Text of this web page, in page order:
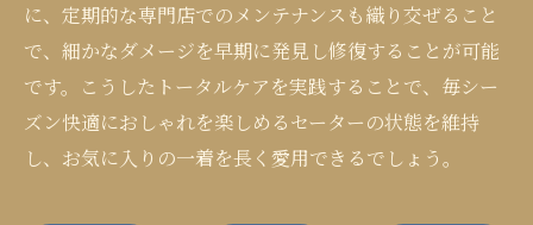
に、定期的な専門店でのメンテナンスも織り交ぜること
で、細かなダメージを早期に発見し修復することが可能
です。こうしたトータルケアを実践することで、毎シー
ズン快適におしゃれを楽しめるセーターの状態を維持
し、お気に入りの一着を長く愛用できるでしょう。